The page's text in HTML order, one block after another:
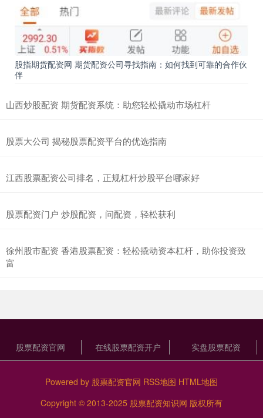
股指期货配资网 期货配资公司寻找指南：如何找到可靠的合作伙
伴
山西炒股配资 期货配资系统：助您轻松撬动市场杠杆
股票大公司 揭秘股票配资平台的优选指南
江西股票配资公司排名，正规杠杆炒股平台哪家好
股票配资门户 炒股配资，问配资，轻松获利
徐州股市配资 香港股票配资：轻松撬动资本杠杆，助你投资致
富
股票配资官网 在线股票配资开户 实盘股票配资
Powered by 股票配资官网 RSS地图 HTML地图
Copyright © 2013-2025 股票配资知识网 版权所有